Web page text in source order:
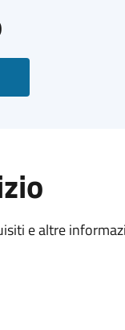
e altre